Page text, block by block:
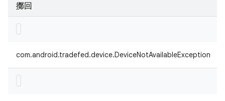
擲回
com.android.tradefed.device.DeviceNotAvailableException